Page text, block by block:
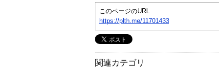
このページのURL
https://plth.me/11701433
関連カテゴリ